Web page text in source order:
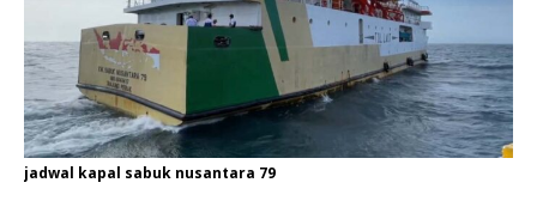
jadwal kapal sabuk nusantara 79